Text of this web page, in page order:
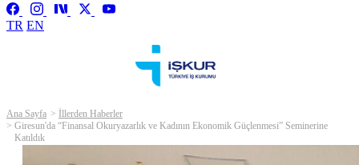
TR EN
Ana Sayfa
İllerden Haberler
Giresun'da “Finansal Okuryazarlık ve Kadının Ekonomik Güçlenmesi” Seminerine
Katıldık